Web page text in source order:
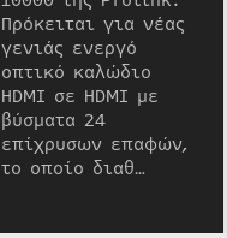
Πρόκειται για νέας
γενιάς ενεργό
οπτικό καλώδιο
HDMI σε HDMI με
βύσματα 24
επίχρυσων επαφών,
το οποίο διαθ…